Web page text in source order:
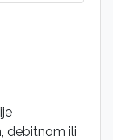
debitnom ili